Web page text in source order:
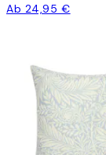
Ab 24,95 €